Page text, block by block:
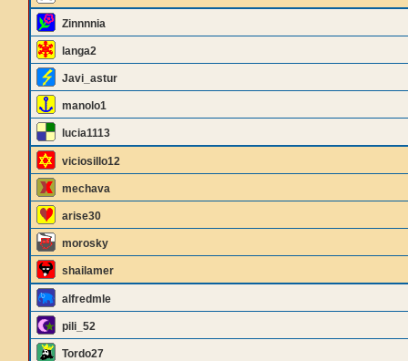
Zinnnnia
langa2
Javi_astur
manolo1
lucia1113
viciosillo12
mechava
arise30
morosky
shailamer
alfredmle
pili_52
Tordo27